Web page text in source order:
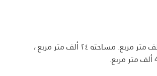
أُقيم المشروع على مساحة أرض 43 ألف متر مربع. مساحته ٢٤ ألف متر مربع ،